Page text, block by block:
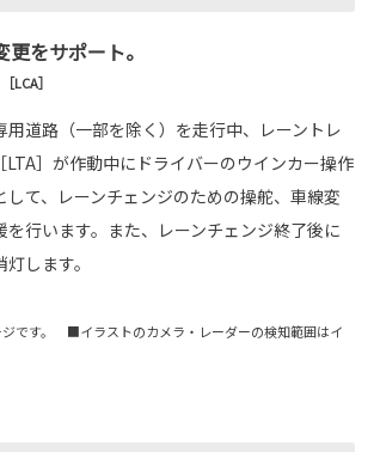
をサポート。
LCA］
用道路（一部を除く）を走行中、レーントレ
LTA］が作動中にドライバーのウインカー操作
して、レーンチェンジのための操舵、車線変
行います。また、レーンチェンジ終了後に
します。
です。 ■イラストのカメラ・レーダーの検知範囲はイ